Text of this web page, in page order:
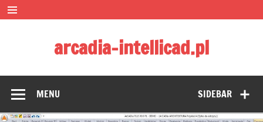
Skip
to
content
arcadia-intellicad.pl
SIDEBAR
MENU